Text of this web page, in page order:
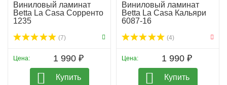
Виниловый ламинат
Betta La Casa Сорренто
1235
(7)
Цена: 1 990 ₽
Купить
Виниловый ламинат
Betta La Casa Кальяри
6087-16
(4)
Цена: 1 990 ₽
Купить